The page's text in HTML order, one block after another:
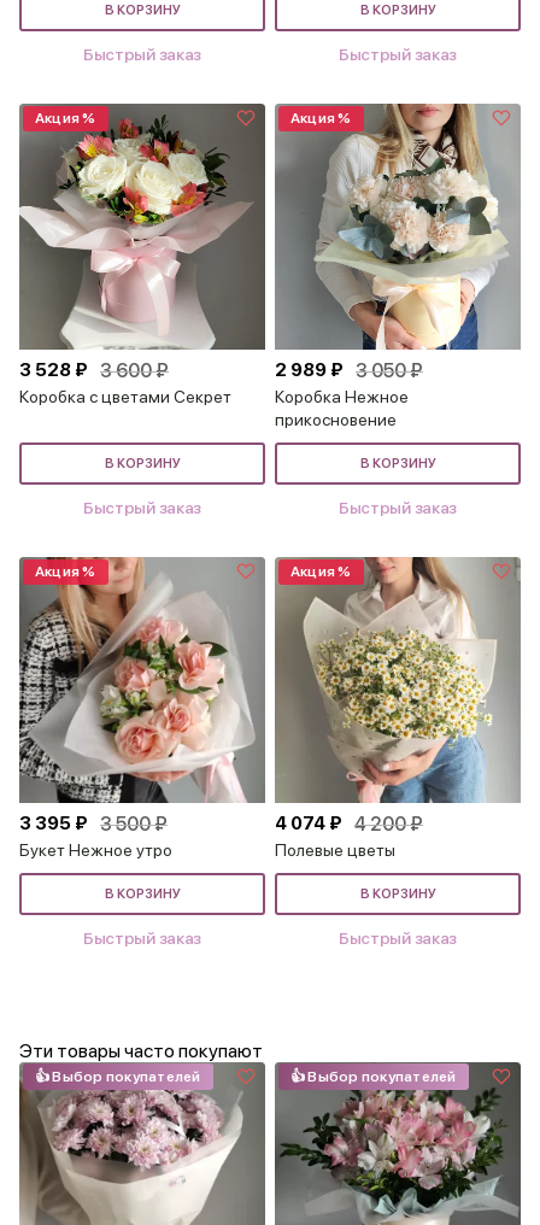
В КОРЗИНУ
Быстрый заказ
В КОРЗИНУ
Быстрый заказ
Акция %
3 528 ₽ 3 600 ₽
Коробка с цветами Секрет
В КОРЗИНУ
Быстрый заказ
Акция %
2 989 ₽ 3 050 ₽
Коробка Нежное
прикосновение
В КОРЗИНУ
Быстрый заказ
Акция %
3 395 ₽ 3 500 ₽
Букет Нежное утро
В КОРЗИНУ
Быстрый заказ
Акция %
4 074 ₽ 4 200 ₽
Полевые цветы
В КОРЗИНУ
Быстрый заказ
Эти товары часто покупают
👍 Выбор покупателей 👍 Выбор покупателей